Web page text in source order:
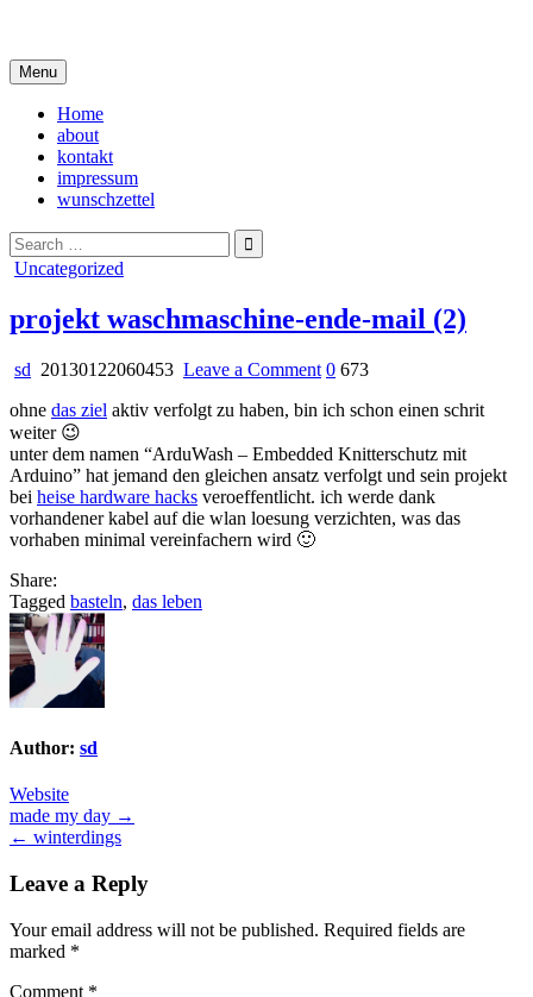
content
Menu
Home
about
kontakt
impressum
wunschzettel
Search
for:
Posted
Uncategorized
projekt waschmaschine-ende-mail (2)
sd 20130122060453 Leave a Commenton
waschmaschine-
mail
(2)
0 673
ohne das ziel aktiv verfolgt zu haben, bin ich schon einen schrit
weiter 😉
unter dem namen “ArduWash – Embedded Knitterschutz mit
Arduino” hat jemand den gleichen ansatz verfolgt und sein projekt
bei heise hardware hacks veroeffentlicht. ich werde dank
vorhandener kabel auf die wlan loesung verzichten, was das
vorhaben minimal vereinfachern wird 🙂
Share:
Tagged basteln, das leben
Author: sd
Website
Post
navigation
made my day →
← winterdings
Leave a Reply
Your email address will not be published. Required fields are
marked *
Comment *